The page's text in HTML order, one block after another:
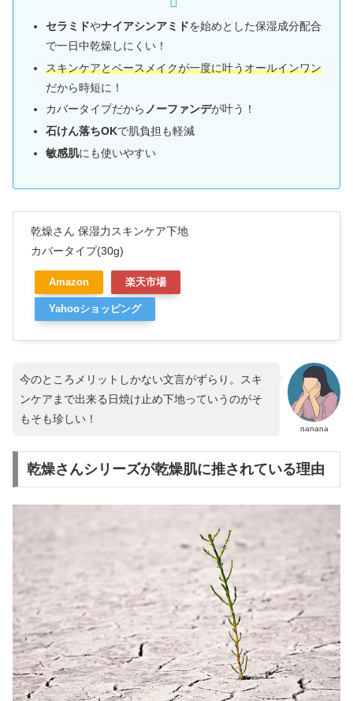
セラミドやナイアシンアミドを始めとした保湿成分配合
で一日中乾燥しにくい！
スキンケアとベースメイクが一度に叶うオールインワン
だから時短に！
カバータイプだから ノーファンデが叶う！
石けん落ちOKで肌負担も軽減
敏感肌にも使いやすい
乾燥さん 保湿力スキンケア下地
カバータイプ(30g)
Amazon 楽天市場
Yahooショッピング
nanana
今のところメリットしかない文言がずらり。スキ
ンケアまで出来る日焼け止め下地っていうのがそ
もそも珍しい！
乾燥さんシリーズが乾燥肌に推されている理由